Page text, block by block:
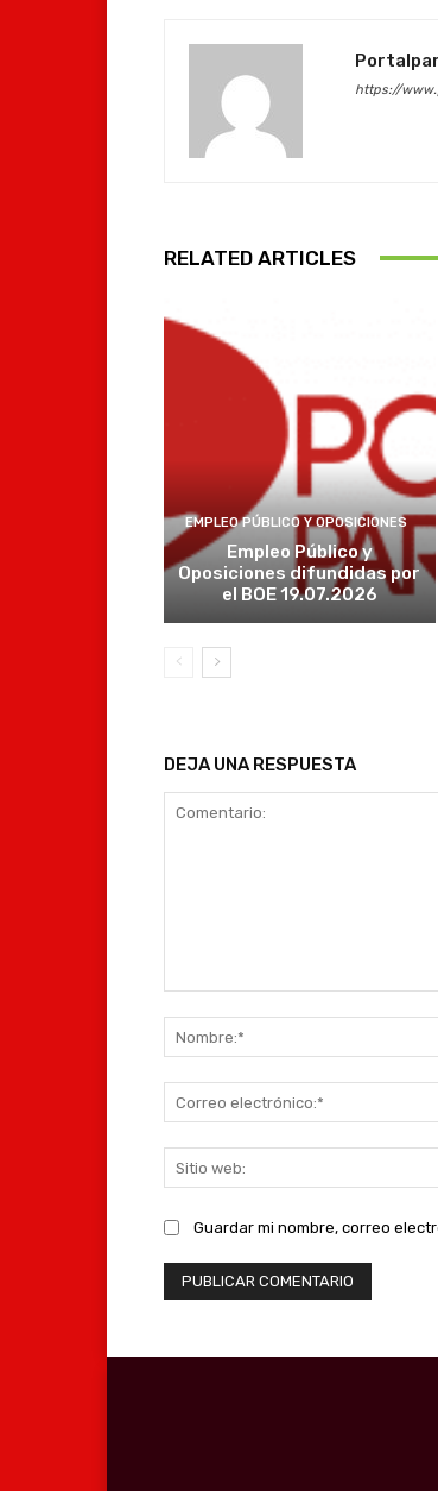
https://
RELATED ARTICLES
EMPLEO PÚBLICO Y OPOSICIONES
Empleo Público y
Oposiciones difundidas por
el BOE 19.07.2026
DEJA UNA RESPUESTA
Guardar mi nombre, correo